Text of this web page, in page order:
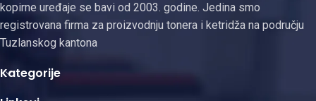
kopirne uređaje se bavi od 2003. godine. Jedina smo
registrovana firma za proizvodnju tonera i ketridža na području
Tuzlanskog kantona
Kategorije